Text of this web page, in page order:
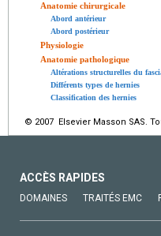
Anatomie chirurgicale
Abord antérieur
Abord postérieur
Physiologie
Anatomie pathologique
Altérations structurelles du
Différents types de hernies
Classification des hernies
© 2007 Elsevier Masson SAS.
ACCÈS RAPIDES
DOMAINES TRAITÉS EMC